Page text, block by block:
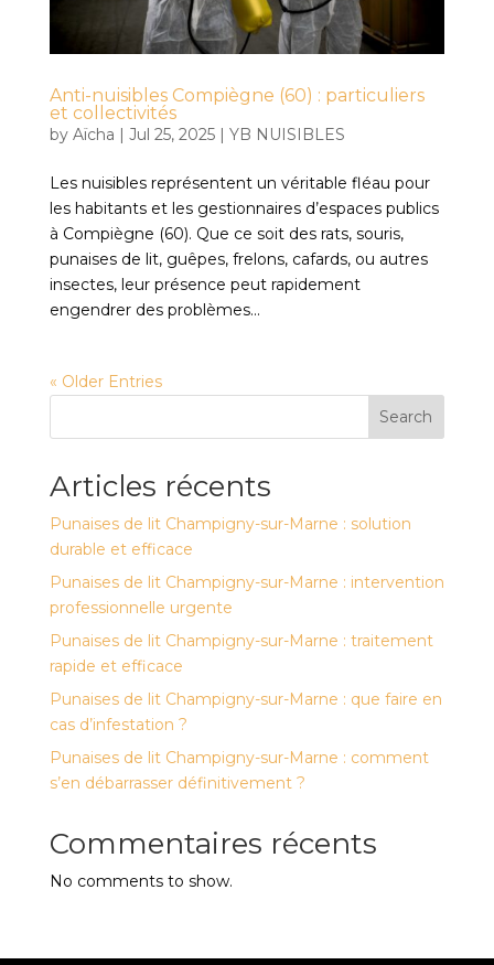
Anti-nuisibles Compiègne (60) : particuliers
et collectivités
by Aïcha | Jul 25, 2025| YB NUISIBLES
Les nuisibles représentent un véritable fléau pour
les habitants et les gestionnaires d’espaces publics
à Compiègne (60). Que ce soit des rats, souris,
punaises de lit, guêpes, frelons, cafards, ou autres
insectes, leur présence peut rapidement
engendrer des problèmes...
« Older Entries
Search
Articles récents
Punaises de lit Champigny-sur-Marne : solution
durable et efficace
Punaises de lit Champigny-sur-Marne : intervention
professionnelle urgente
Punaises de lit Champigny-sur-Marne : traitement
rapide et efficace
Punaises de lit Champigny-sur-Marne : que faire en
cas d’infestation ?
Punaises de lit Champigny-sur-Marne : comment
s’en débarrasser définitivement ?
Commentaires récents
No comments to show.